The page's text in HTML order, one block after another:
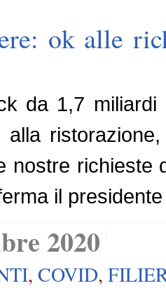
ok alle
da 1,7 miliardi
alla
nostre richieste
il
2020
, COVID,